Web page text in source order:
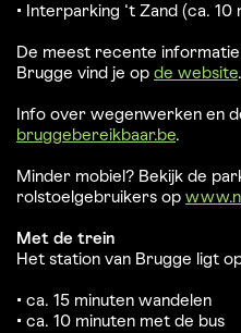
• Interparking ‘t Zand (ca. 10
De meest recente
Brugge vind je op de website.
Info over wegenwerken en
bruggebereikbaar.be.
Minder mobiel? Bekijk de
rolstoelgebruikers op
Met de trein
Het station van Brugge ligt
• ca. 15 minuten wandelen
• ca. 10 minuten met de bus